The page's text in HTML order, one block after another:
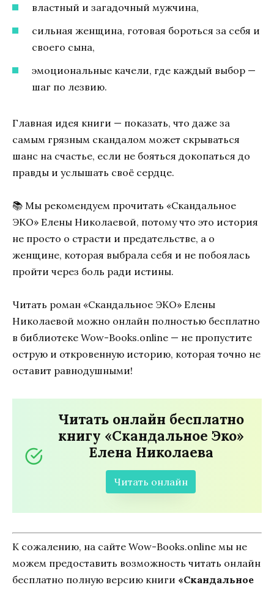
властный и загадочный мужчина,
сильная женщина, готовая бороться за себя и
своего сына,
эмоциональные качели, где каждый выбор —
шаг по лезвию.
Главная идея книги — показать, что даже за
самым грязным скандалом может скрываться
шанс на счастье, если не бояться докопаться до
правды и услышать своё сердце.
📚 Мы рекомендуем прочитать «Скандальное
ЭКО» Елены Николаевой, потому что это история
не просто о страсти и предательстве, а о
женщине, которая выбрала себя и не побоялась
пройти через боль ради истины.
Читать роман «Скандальное ЭКО» Елены
Николаевой можно онлайн полностью бесплатно
в библиотеке Wow-Books.online — не пропустите
острую и откровенную историю, которая точно не
оставит равнодушными!
Читать онлайн бесплатно
книгу «Скандальное Эко»
Елена Николаева
Читать онлайн
К сожалению, на сайте Wow-Books.online мы не
можем предоставить возможность читать онлайн
бесплатно полную версию книги «Скандальное